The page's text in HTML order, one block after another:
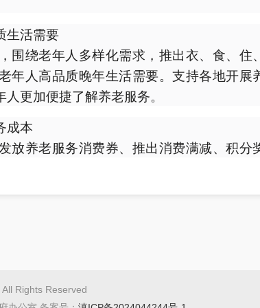
生活需要
围绕老年人多样化需求，推出衣、食、住
年人高品质晚年生活需要。支持各地开展
更加便捷了解养老服务。
成本
放养老服务消费券、推出消费满减、积分
直播间。支持在养老服务机构、文博场馆
Rights Reserved